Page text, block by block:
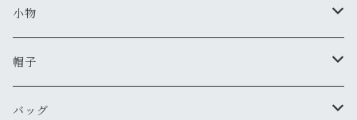
新品
古着
新品
ワークジャケット
古着
新品
コート
古着
マウンテンパーカー
新品
新品
古着
ポロシャツ
新品
古着
シャツ（半袖）
古着
シャツ（長袖）
古着
新品
古着
チノパン
古着
新品
ショートパンツ
古着
オーバーオール
ブーツ
古着
新品
サンダル
長靴・レインシューズ
ネックレス
ブレスレット
新品
バングル・リストバンド
小物
財布
新品
キーケース
帽子
キャップ
バッグ